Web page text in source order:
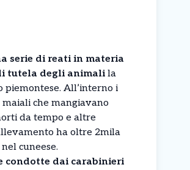
serie di reati in materia
tutela degli animali la
All’interno i
che mangiavano
da tempo e altre
ha oltre 2mila
cuneese.
condotte dai carabinieri